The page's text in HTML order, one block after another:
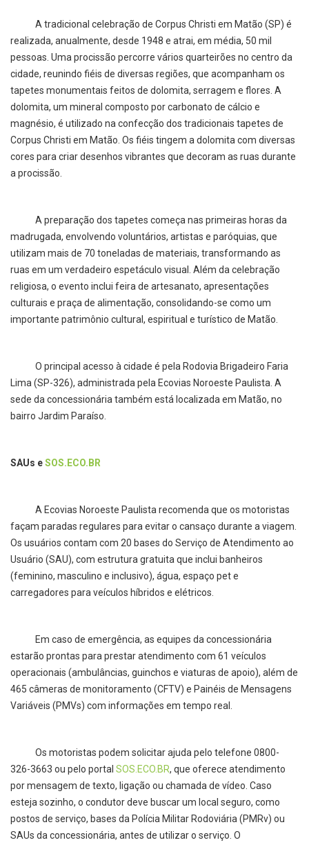
A tradicional celebração de Corpus Christi em Matão (SP) é
realizada, anualmente, desde 1948 e atrai, em média, 50 mil
pessoas. Uma procissão percorre vários quarteirões no centro da
cidade, reunindo fiéis de diversas regiões, que acompanham os
tapetes monumentais feitos de dolomita, serragem e flores. A
dolomita, um mineral composto por carbonato de cálcio e
magnésio, é utilizado na confecção dos tradicionais tapetes de
Corpus Christi em Matão. Os fiéis tingem a dolomita com diversas
cores para criar desenhos vibrantes que decoram as ruas durante
a procissão.
A preparação dos tapetes começa nas primeiras horas da
madrugada, envolvendo voluntários, artistas e paróquias, que
utilizam mais de 70 toneladas de materiais, transformando as
ruas em um verdadeiro espetáculo visual. Além da celebração
religiosa, o evento inclui feira de artesanato, apresentações
culturais e praça de alimentação, consolidando-se como um
importante patrimônio cultural, espiritual e turístico de Matão.
O principal acesso à cidade é pela Rodovia Brigadeiro Faria
Lima (SP-326), administrada pela Ecovias Noroeste Paulista. A
sede da concessionária também está localizada em Matão, no
bairro Jardim Paraíso.
SAUs eSOS.ECO.BR
A Ecovias Noroeste Paulista recomenda que os motoristas
façam paradas regulares para evitar o cansaço durante a viagem.
Os usuários contam com 20 bases do Serviço de Atendimento ao
Usuário (SAU), com estrutura gratuita que inclui banheiros
(feminino, masculino e inclusivo), água, espaço pet e
carregadores para veículos híbridos e elétricos.
Em caso de emergência, as equipes da concessionária
estarão prontas para prestar atendimento com 61 veículos
operacionais (ambulâncias, guinchos e viaturas de apoio), além de
465 câmeras de monitoramento (CFTV) e Painéis de Mensagens
Variáveis (PMVs) com informações em tempo real.
Os motoristas podem solicitar ajuda pelo telefone 0800-
326-3663 ou pelo portal SOS.ECO.BR, que oferece atendimento
por mensagem de texto, ligação ou chamada de vídeo. Caso
esteja sozinho, o condutor deve buscar um local seguro, como
postos de serviço, bases da Polícia Militar Rodoviária (PMRv) ou
SAUs da concessionária, antes de utilizar o serviço. O